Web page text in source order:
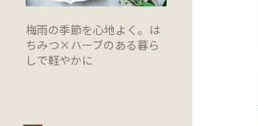
梅雨の季節を心地よく。は
ちみつ×ハーブのある暮ら
しで軽やかに